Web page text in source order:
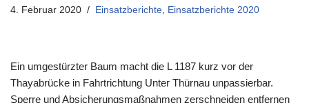
4. Februar 2020 Einsatzberichte, Einsatzberichte 2020
Ein umgestürzter Baum macht die L 1187 kurz vor der
Thayabrücke in Fahrtrichtung Unter Thürnau unpassierbar.
Sperre und Absicherungsmaßnahmen zerschneiden entfernen